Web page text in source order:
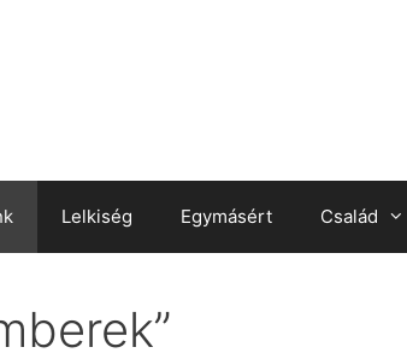
Lelkiség Egymásért Család